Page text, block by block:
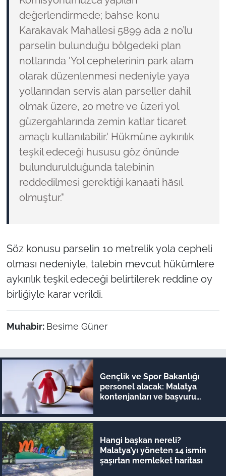
değerlendirmede; bahse konu
Karakavak Mahallesi 5899 ada 2 no’lu
parselin bulunduğu bölgedeki plan
notlarında 'Yol cephelerinin park alam
olarak düzenlenmesi nedeniyle yaya
yollarından servis alan parseller dahil
olmak üzere, 20 metre ve üzeri yol
güzergahlarında zemin katlar ticaret
amaçlı kullanılabilir.' Hükmüne aykırılık
teşkil edeceği hususu göz önünde
bulundurulduğunda talebinin
reddedilmesi gerektiği kanaati hâsıl
olmuştur."
Söz konusu parselin 10 metrelik yola cepheli
olması nedeniyle, talebin mevcut hükümlere
aykırılık teşkil edeceği belirtilerek reddine oy
birliğiyle karar verildi.
Muhabir: Besime Güner
Gençlik ve Spor Bakanlığı
personel alacak: Malatya
kontenjanları ve başvuru
Hangi başkan nereli?
Malatya’yı yöneten 14 ismin
şaşırtan memleket haritası